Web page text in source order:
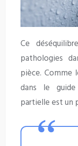
Ce
pathologies
pièce. Comme
dans le
partielle est un